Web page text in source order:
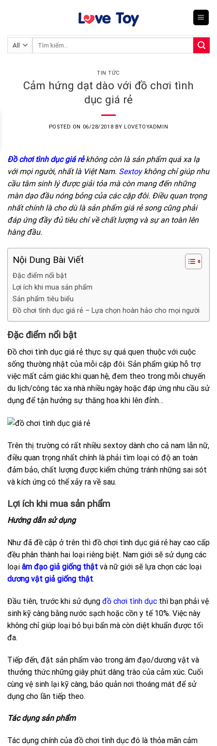
Tìm
TIN TỨC
Cảm hứng dạt dào với đồ chơi tình
dục giá rẻ
POSTED ON 06/28/2018 BYLOVETOYADMIN
Đồ chơi tình dục giá rẻkhông còn là sản phẩm quá xa lạ
với mọi người, nhất là Việt Nam. Sextoykhông chỉ giúp nhu
cầu tâm sinh lý được giải tỏa mà còn mang đến những
màn dạo đầu nóng bỏng của các cặp đôi. Điều quan trọng
nhất chính là cho dù là sản phẩm giá rẻ song cũng phải
đáp ứng đầy đủ tiêu chí về chất lượng và sự an toàn lên
hàng đầu.
Nội Dung Bài Viết
Đặc điểm nổi bật
Lợi ích khi mua sản phẩm
Sản phẩm tiêu biểu
Đồ chơi tình dục giá rẻ – Lựa chọn hoàn hảo cho mọi người
Đặc điểm nổi bật
Đồ chơi tình dục giá rẻ thực sự quá quen thuộc với cuộc
sống thường nhật của mỗi cặp đôi. Sản phẩm giúp hỗ trợ
việc mất cảm giác khi quan hệ, đem theo trong mỗi chuyến
du lịch/công tác xa nhà nhiều ngày hoặc đáp ứng nhu cầu sử
dụng để tận hưởng sự thăng hoa khi lên đỉnh…
Trên thị trường có rất nhiều sextoy dành cho cả nam lẫn nữ,
điều quan trọng nhất chính là phải tìm loại có độ an toàn
đảm bảo, chất lượng được kiểm chứng tránh những sai sót
và kích ứng có thể xảy ra về sau.
Lợi ích khi mua sản phẩm
Hướng dẫn sử dụng
Như đã đề cập ở trên thì đồ chơi tình dục giá rẻ hay cao cấp
đều phân thành hai loại riêng biệt. Nam giới sẽ sử dụng các
loại âm đạo giả giống thật và nữ giới sẽ lựa chọn các loại
dương vật giả giống thật.
Đầu tiên, trước khi sử dụng đồ chơi tình dục thì bạn phải vệ
sinh kỹ càng bằng nước sạch hoặc cồn y tế 10%. Việc này
không chỉ giúp loại bỏ bụi bẩn mà còn diệt khuẩn được tối
đa.
Tiếp đến, đặt sản phẩm vào trong âm đạo/dương vật và
thưởng thức những giây phút dâng trào của cảm xúc. Cuối
cùng vệ sinh lại kỹ càng, bảo quản nơi thoáng mát để sử
dụng cho lần tiếp theo.
Tác dụng sản phẩm
Tác dụng chính của đồ chơi tình dục đó là thỏa mãn cảm